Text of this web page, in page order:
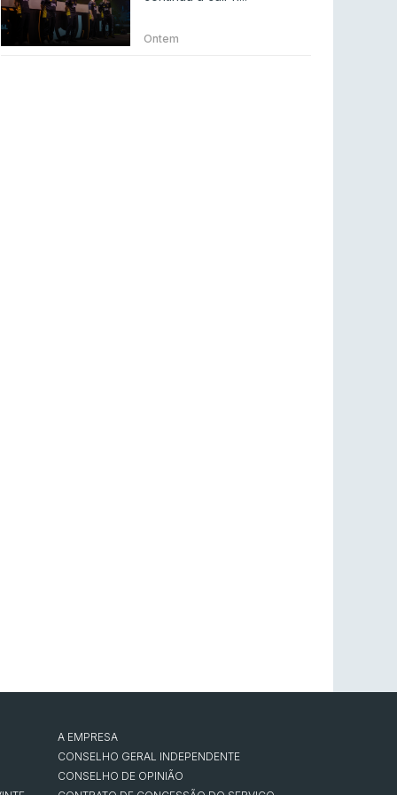
Betclic renova parceria com a RTP Arena para
a época 2026/27
Ontem
A EMPRESA
CONSELHO GERAL INDEPENDENTE
CONSELHO DE OPINIÃO